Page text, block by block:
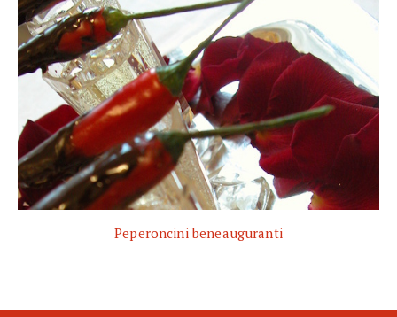
Peperoncini beneauguranti